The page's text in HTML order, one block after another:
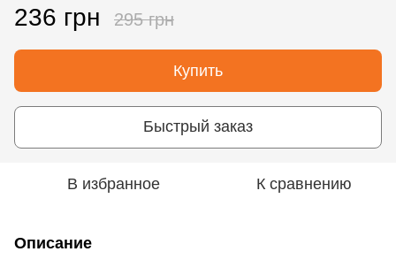
236 грн 295 грн
Купить
Быстрый заказ
В избранное К сравнению
Описание